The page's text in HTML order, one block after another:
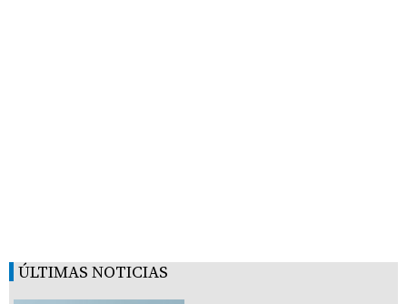
ÚLTIMAS NOTICIAS